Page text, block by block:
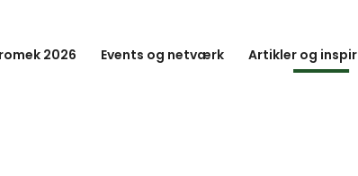
2026 Events og netværk Artikler og